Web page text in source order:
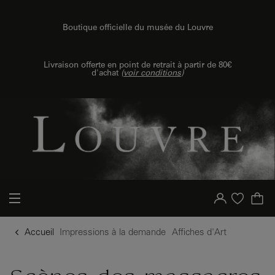
Boutique officielle du musée du Louvre
Livraison offerte en point de retrait à partir de 80€
d'achat (voir conditions)
Votre compte
Liste d'achat
Accueil Impressions à la demande Affiches d'Art
{{ new Intl.NumberFormat('fr').format(dimensions.legend.h) }} {{ dimensions.legend.unit }}